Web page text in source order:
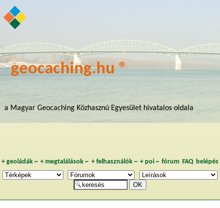
geocaching.hu ®
a Magyar Geocaching Közhasznú Egyesület hivatalos oldala
+ geoládák~ +megtalálások ~ + felhasználók~ + poi~ fórum FAQ belépés